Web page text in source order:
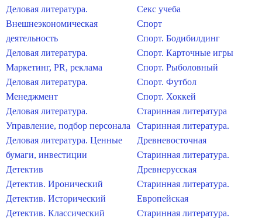
Деловая литература.
Внешнеэкономическая
деятельность
Деловая литература.
Маркетинг, PR, реклама
Деловая литература.
Менеджмент
Деловая литература.
Управление, подбор персонала
Деловая литература. Ценные
бумаги, инвестиции
Детектив
Детектив. Иронический
Детектив. Исторический
Детектив. Классический
Секс учеба
Спорт
Спорт. Бодибилдинг
Спорт. Карточные игры
Спорт. Рыболовный
Спорт. Футбол
Спорт. Хоккей
Старинная литература
Старинная литература.
Древневосточная
Старинная литература.
Древнерусская
Старинная литература.
Европейская
Старинная литература.